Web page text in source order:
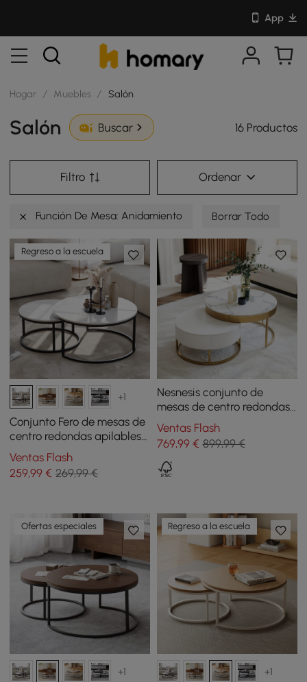
App
Hogar / Muebles / Salón
Salón Buscar 16 Productos
Filtro Ordenar
Función De Mesa: Anidamiento Borrar Todo
Regreso a la escuela
+1
Conjunto Fero de mesas de
centro redondas apilables
de piedra sinterizada -
blanco
Ventas Flash
259,99 € 269,99 €
Nesnesis conjunto de
mesas de centro redondas
con 2 cajones, en color
blanco
Ventas Flash
769,99€ 899,99 €
Ofertas especiales
+1
Regreso a la escuela
+1